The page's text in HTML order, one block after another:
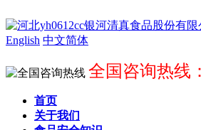
English 中文简体
全国咨询热线
首页
关于我们